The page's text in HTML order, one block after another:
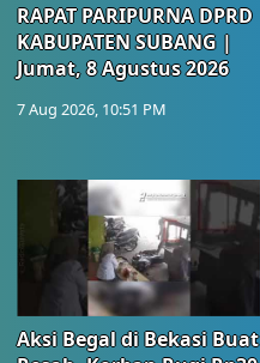
RAPAT PARIPURNA DPRD
KABUPATEN SUBANG |
Jumat, 8 Agustus 2026
7 Aug 2026, 10:51 PM
Aksi Begal di Bekasi Buat